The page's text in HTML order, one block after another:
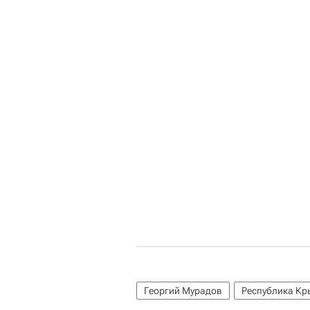
Георгий Мурадов Республика